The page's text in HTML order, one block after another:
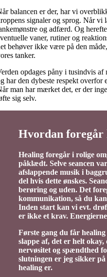
balancen er der, har vi
signaler og sprog. Når
og adfærd. Og
vaner, rutiner og
behøver ikke være på den
tanker.
opdages påny i tusindvis
har den dybeste respekt overfor
man har mærket det, er der
sig selv.
Hvordan foregår
Healing foregår i rolige
påklædt. Selve seancen
afslappende musik i
del hvis dette ønskes.
berøring og uden. Det
kommunikation, så du
Inden start kan vi evt.
er ikke et krav.
Første gang du får
slappe af, det er helt
nervøsitet og spændthed
slutningen er jeg sikker
healing er.